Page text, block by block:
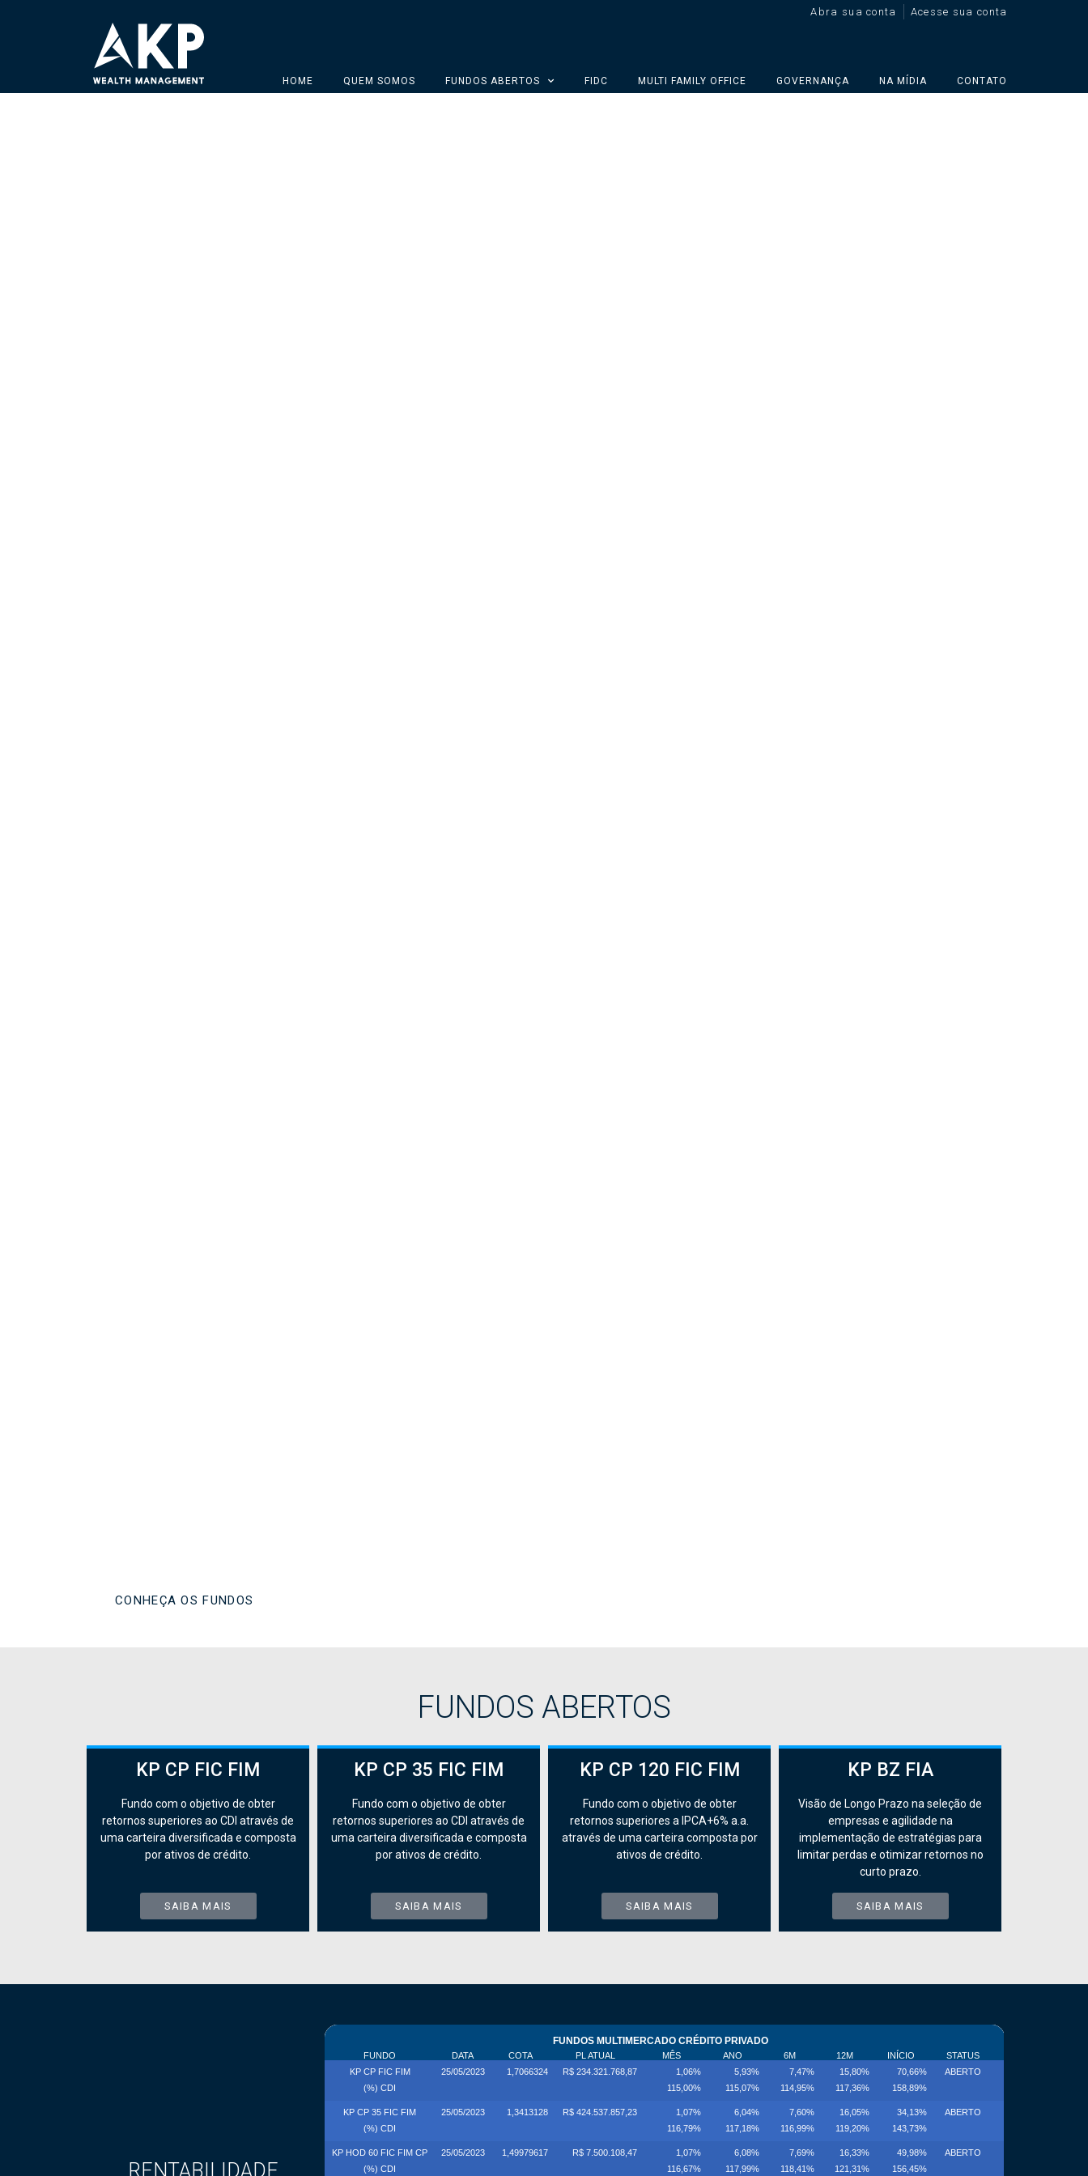
Abra sua conta Acesse sua conta
HOME QUEM SOMOS FUNDOS ABERTOS FIDC MULTI FAMILY OFFICE GOVERNANÇA NA MÍDIA CONTATO
CONHEÇA OS FUNDOS
FUNDOS ABERTOS
KP CP FIC FIM
Fundo com o objetivo de obter
retornos superiores ao CDI através de
uma carteira diversificada e composta
por ativos de crédito.
SAIBA MAIS
KP CP 35 FIC FIM
Fundo com o objetivo de obter
retornos superiores ao CDI através de
uma carteira diversificada e composta
por ativos de crédito.
SAIBA MAIS
KP CP 120 FIC FIM
Fundo com o objetivo de obter
retornos superiores a IPCA+6% a.a.
através de uma carteira composta por
ativos de crédito.
SAIBA MAIS
KP BZ FIA
Visão de Longo Prazo na seleção de
empresas e agilidade na
implementação de estratégias para
limitar perdas e otimizar retornos no
curto prazo.
SAIBA MAIS
RENTABILIDADE